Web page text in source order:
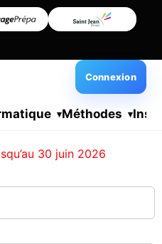
Méthodes
Connexion
30 juin 2026